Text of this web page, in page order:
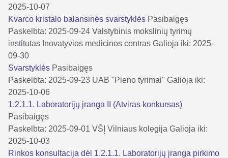
2025-10-07
Kvarco kristalo balansinės svarstyklės Pasibaigęs
Paskelbta: 2025-09-24 Valstybinis mokslinių tyrimų
institutas Inovatyvios medicinos centras Galioja iki: 2025-
09-30
Svarstyklės Pasibaigęs
Paskelbta: 2025-09-23 UAB "Pieno tyrimai" Galioja iki:
2025-10-06
1.2.1.1. Laboratorijų įranga II (Atviras konkursas)
Pasibaigęs
Paskelbta: 2025-09-01 VŠĮ Vilniaus kolegija Galioja iki:
2025-10-03
Rinkos konsultacija dėl 1.2.1.1. Laboratorijų įranga pirkimo